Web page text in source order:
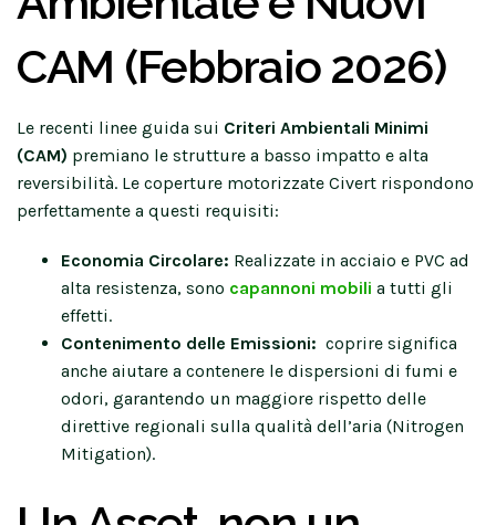
CAM (Febbraio 2026)
Le recenti linee guida sui Criteri Ambientali Minimi
(CAM) premiano le strutture a basso impatto e alta
reversibilità. Le coperture motorizzate Civert rispondono
perfettamente a questi requisiti:
Economia Circolare: Realizzate in acciaio e PVC ad
alta resistenza, sono capannoni mobili a tutti gli
effetti.
Contenimento delle Emissioni: coprire significa
anche aiutare a contenere le dispersioni di fumi e
odori, garantendo un maggiore rispetto delle
direttive regionali sulla qualità dell’aria (Nitrogen
Mitigation).